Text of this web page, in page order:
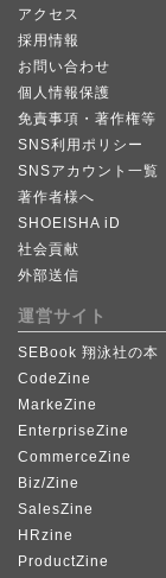
アクセス
採用情報
お問い合わせ
個人情報保護
免責事項・著作権等
SNS利用ポリシー
SNSアカウント一覧
著作者様へ
SHOEISHA iD
社会貢献
外部送信
運営サイト
SEBook 翔泳社の本
CodeZine
MarkeZine
EnterpriseZine
CommerceZine
Biz/Zine
SalesZine
HRzine
ProductZine